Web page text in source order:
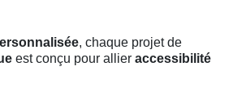
, chaque projet de
est conçu pour allier accessibilité